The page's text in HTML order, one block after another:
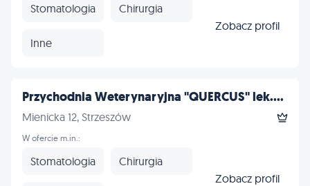
Stomatologia Chirurgia
Inne
Zobacz profil
Przychodnia Weterynaryjna "QUERCUS" lek....
Mienicka 12, Strzeszów
W ofercie m.in.:
Stomatologia Chirurgia
Zobacz profil